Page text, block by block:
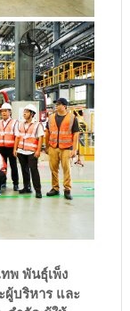
พ พันธุ์เพ็ง
บริหาร และ